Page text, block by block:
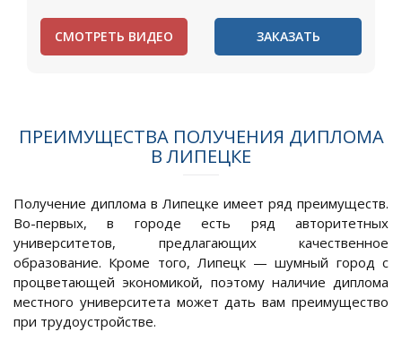
СМОТРЕТЬ ВИДЕО ЗАКАЗАТЬ
ПРЕИМУЩЕСТВА ПОЛУЧЕНИЯ ДИПЛОМА
В ЛИПЕЦКЕ
Получение диплома в Липецке имеет ряд преимуществ.
Во-первых, в городе есть ряд авторитетных
университетов, предлагающих качественное
образование. Кроме того, Липецк — шумный город с
процветающей экономикой, поэтому наличие диплома
местного университета может дать вам преимущество
при трудоустройстве.